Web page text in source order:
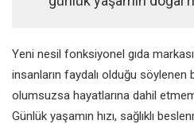
Yeni nesil fonksiyonel gıda
insanların faydalı olduğu söylenen
olumsuzsa hayatlarına dahil
Günlük yaşamın hızı, sağlıklı